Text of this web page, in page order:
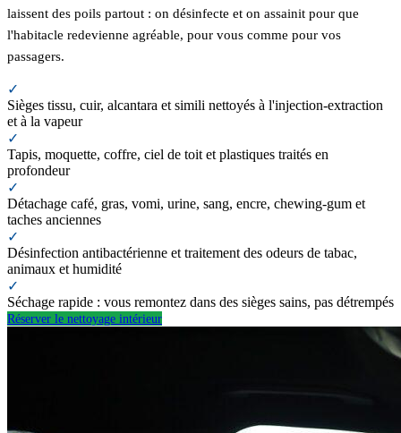
laissent des poils partout : on désinfecte et on assainit pour que
l'habitacle redevienne agréable, pour vous comme pour vos
passagers.
✓
Sièges tissu, cuir, alcantara et simili nettoyés à l'injection-extraction
et à la vapeur
✓
Tapis, moquette, coffre, ciel de toit et plastiques traités en
profondeur
✓
Détachage café, gras, vomi, urine, sang, encre, chewing-gum et
taches anciennes
✓
Désinfection antibactérienne et traitement des odeurs de tabac,
animaux et humidité
✓
Séchage rapide : vous remontez dans des sièges sains, pas détrempés
Réserver le nettoyage intérieur